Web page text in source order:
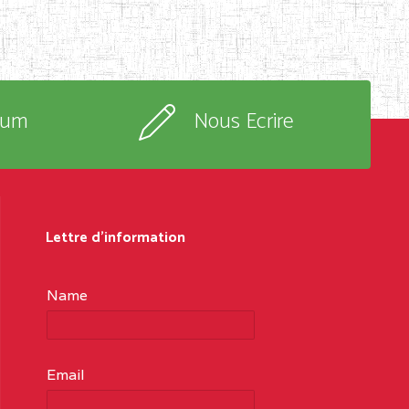
Nous Ecrire
Lettre d'information
Name
Email